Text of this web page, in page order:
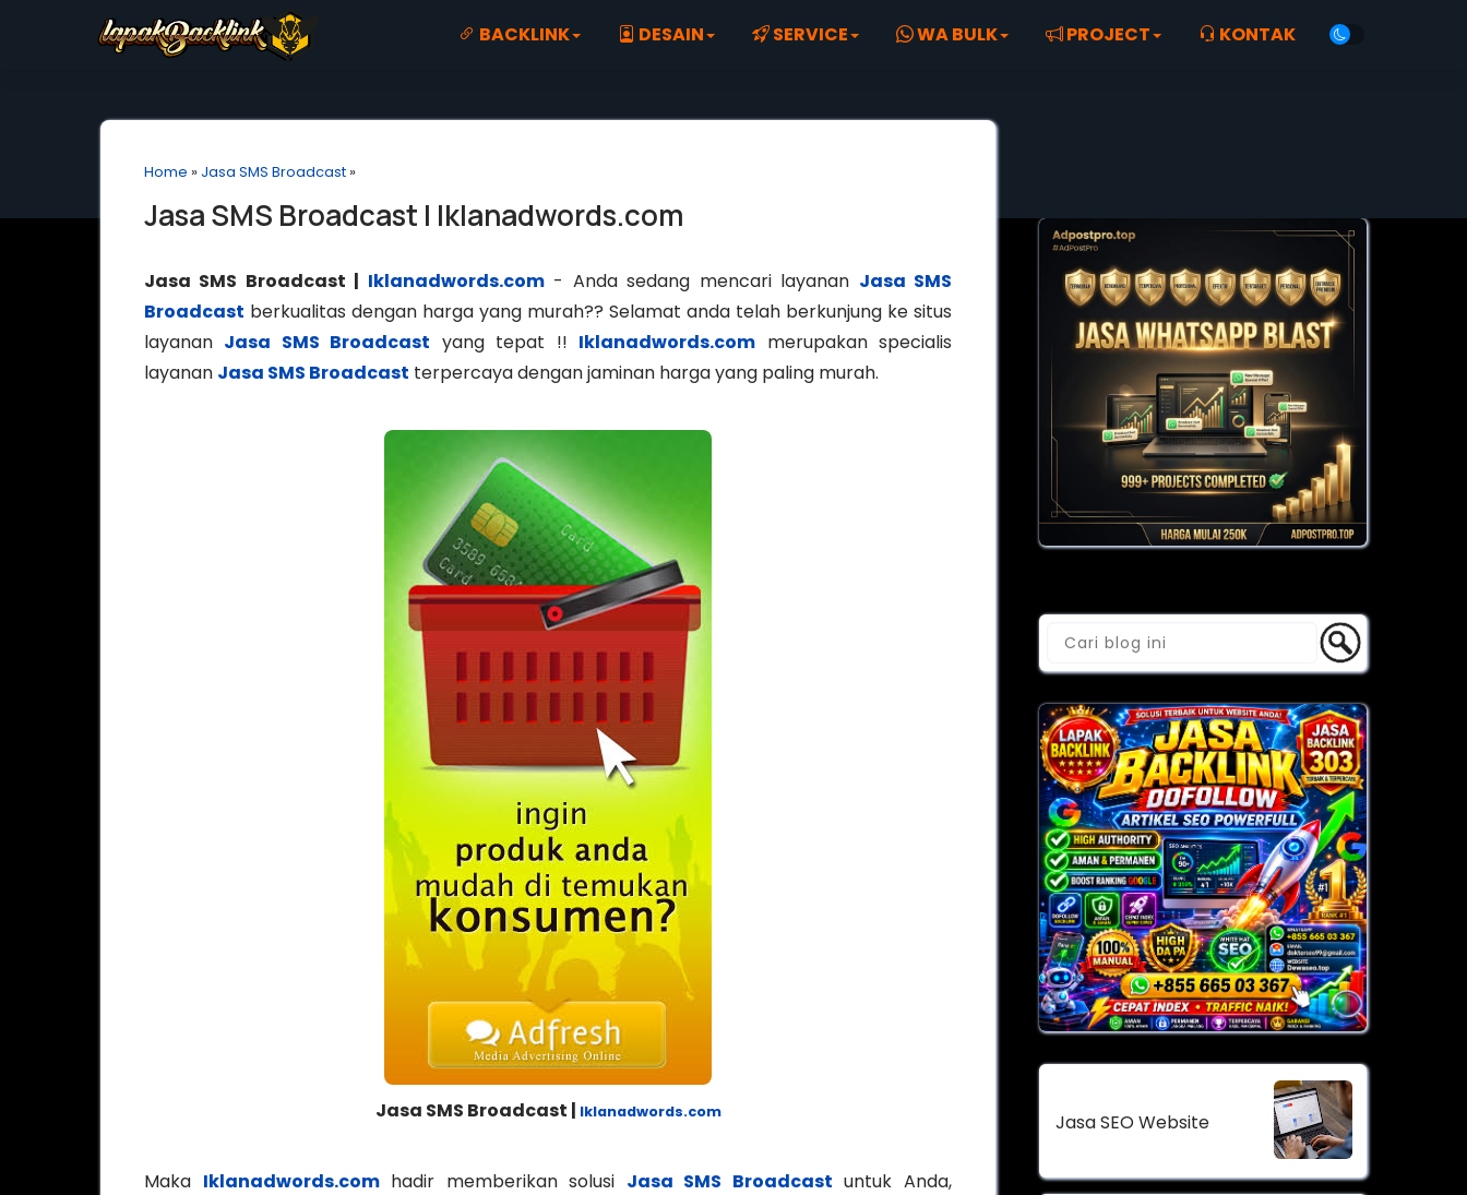
BACKLINK DESAIN SERVICE WA BULK PROJECT KONTAK
Home » Jasa SMS Broadcast »
Jasa SMS Broadcast | Iklanadwords.com
Jasa SMS Broadcast | Iklanadwords.com- Anda sedang mencari layanan Jasa SMS
Broadcast berkualitas dengan harga yang murah?? Selamat anda telah berkunjung ke situs
layanan Jasa SMS Broadcast yang tepat !! Iklanadwords.com merupakan specialis
layanan Jasa SMS Broadcast terpercaya dengan jaminan harga yang paling murah.
Jasa SMS Broadcast | Iklanadwords.com
Maka Iklanadwords.comhadir memberikan solusi Jasa SMS Broadcast untuk Anda,
Jasa SEO Website